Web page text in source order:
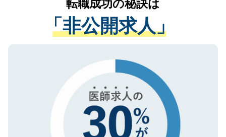
は、個人情報の取り扱いについての厳密な
管理基準を満たした事業者のみに付与され
る、プライバシーマークを取得済みです。
で、機密保持に関してもご安心ください。
経験をまじえながら、適切なアドバイスを
させていただきます。すぐにご転職をされ
ない方には、長期的なサポートが可能です
ので、まずはご登録ください。
転職成功の秘訣は
「非公開求人」